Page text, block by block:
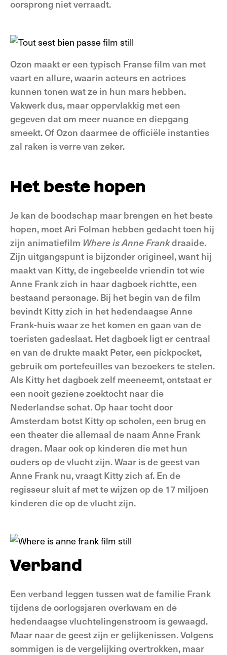
oorsprong niet verraadt.
Ozon maakt er een typisch Franse film van met
vaart en allure, waarin acteurs en actrices
kunnen tonen wat ze in hun mars hebben.
Vakwerk dus, maar oppervlakkig met een
gegeven dat om meer nuance en diepgang
smeekt. Of Ozon daarmee de officiële instanties
zal raken is verre van zeker.
Het beste hopen
Je kan de boodschap maar brengen en het beste
hopen, moet Ari Folman hebben gedacht toen hij
zijn animatiefilm Where is Anne Frankdraaide.
Zijn uitgangspunt is bijzonder origineel, want hij
maakt van Kitty, de ingebeelde vriendin tot wie
Anne Frank zich in haar dagboek richtte, een
bestaand personage. Bij het begin van de film
bevindt Kitty zich in het hedendaagse Anne
Frank-huis waar ze het komen en gaan van de
toeristen gadeslaat. Het dagboek ligt er centraal
en van de drukte maakt Peter, een pickpocket,
gebruik om portefeuilles van bezoekers te stelen.
Als Kitty het dagboek zelf meeneemt, ontstaat er
een nooit geziene zoektocht naar die
Nederlandse schat. Op haar tocht door
Amsterdam botst Kitty op scholen, een brug en
een theater die allemaal de naam Anne Frank
dragen. Maar ook op kinderen die met hun
ouders op de vlucht zijn. Waar is de geest van
Anne Frank nu, vraagt Kitty zich af. En de
regisseur sluit af met te wijzen op de 17 miljoen
kinderen die op de vlucht zijn.
Verband
Een verband leggen tussen wat de familie Frank
tijdens de oorlogsjaren overkwam en de
hedendaagse vluchtelingenstroom is gewaagd.
Maar naar de geest zijn er gelijkenissen. Volgens
sommigen is de vergelijking overtrokken, maar